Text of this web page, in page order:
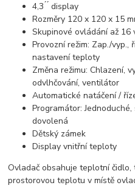
4,3 ́ ́ display
Rozměry 120 x 120 x 15
Skupinové ovládání až
Provozní režim: Zap./
nastavení teploty
Změna režimu: Chlazení,
odvlhčování, ventilátor
Automatické natáčení /
Programátor:
dovolená
Dětský zámek
Display vnitřní teploty
Ovladač obsahuje teplotní čidlo,
prostorovou teplotu v místě